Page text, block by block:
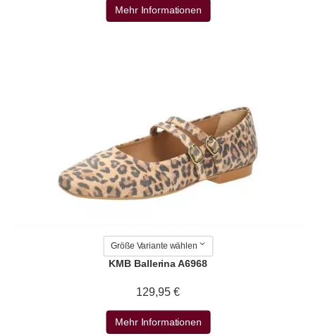
Mehr Informationen
Größe Variante wählen
KMB Ballerina A6968
129,95 €
Mehr Informationen